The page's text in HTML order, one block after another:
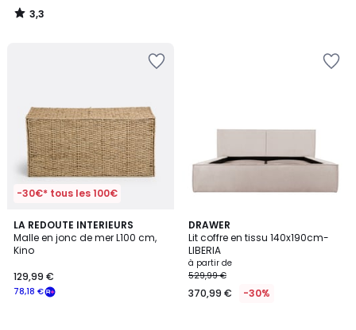
3,3
/
-30€* tous les 100€
LA REDOUTE INTERIEURS
Malle en jonc de mer L100 cm,
Kino
78,18 €
129,99 €
3
/
5
DRAWER
Lit coffre en tissu 140x190cm-
LIBERIA
à partir de
529,99 €
370,99 € -30%
4
/
5
2
Couleurs